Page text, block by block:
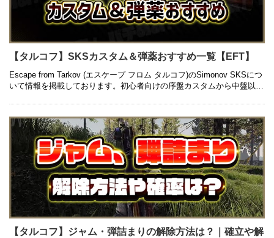
【タルコフ】SKSカスタム＆弾薬おすすめ一覧【EFT】
Escape from Tarkov (エスケープ フロム タルコフ)のSimonov SKSにつ
いて情報を掲載しております。初心者向けの序盤カスタムから中盤以降
【タルコフ】ジャム・弾詰まりの解除方法は？｜確立や解